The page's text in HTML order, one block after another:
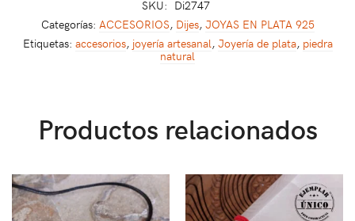
SKU: Di2747
Categorías: ACCESORIOS, Dijes, JOYAS EN PLATA 925
Etiquetas: accesorios, joyería artesanal, Joyería de plata, piedra
natural
Productos relacionados